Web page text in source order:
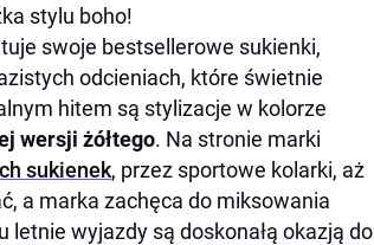
stylu boho!
swoje bestsellerowe sukienki,
odcieniach, które świetnie
hitem są stylizacje w kolorze
wersji żółtego. Na stronie marki
sukienek, przez sportowe kolarki, aż
a marka zachęca do miksowania
letnie wyjazdy są doskonałą okazją do